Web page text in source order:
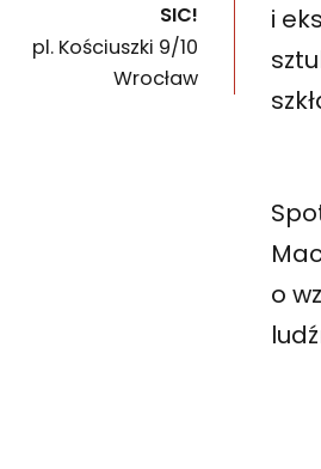
SIC!
pl. Kościuszki 9/10
50-028
Wrocław
i
o